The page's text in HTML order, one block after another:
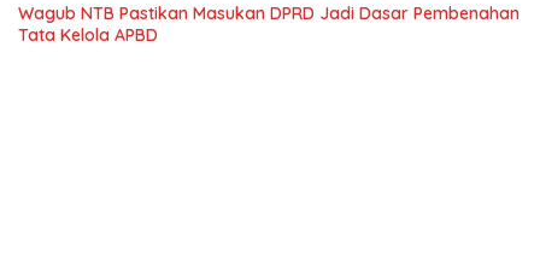
Wagub NTB Pastikan Masukan DPRD Jadi Dasar Pembenahan
Tata Kelola APBD